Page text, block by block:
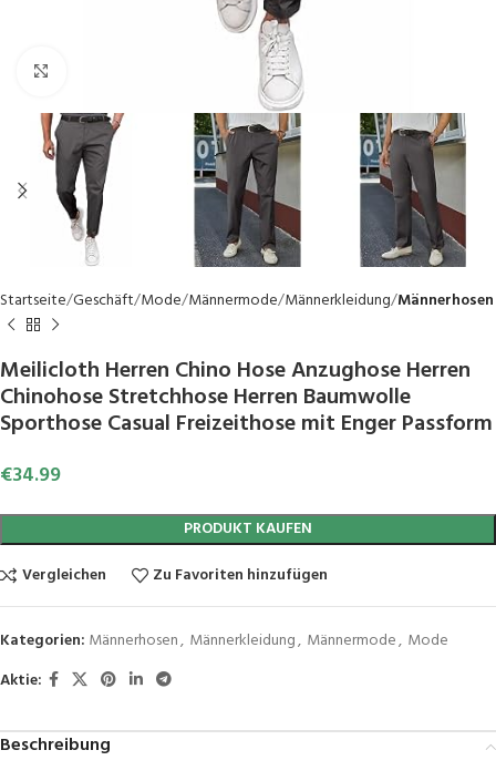
Startseite Geschäft Mode Männermode Männerkleidung Männerhosen
Meilicloth Herren Chino Hose Anzughose Herren
Chinohose Stretchhose Herren Baumwolle
Sporthose Casual Freizeithose mit Enger Passform
€34.99
PRODUKT KAUFEN
Vergleichen
Zu Favoriten hinzufügen
Kategorien: Männerhosen, Männerkleidung, Männermode, Mode
Aktie:
Beschreibung